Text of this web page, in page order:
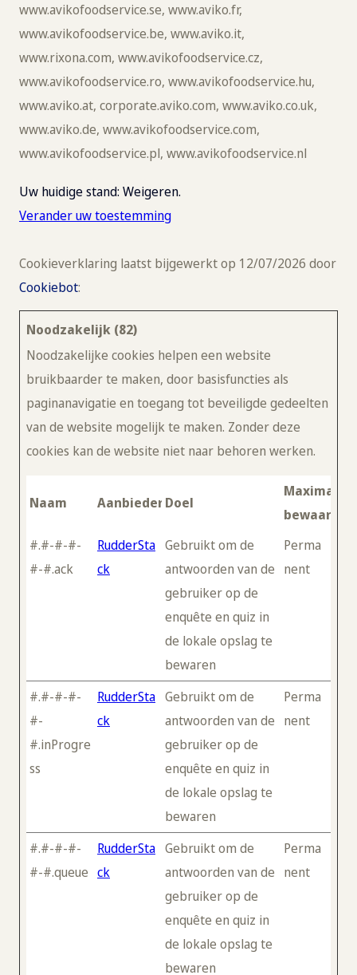
www.avikofoodservice.se, www.aviko.fr,
www.avikofoodservice.be, www.aviko.it,
www.rixona.com, www.avikofoodservice.cz,
www.avikofoodservice.ro, www.avikofoodservice.hu,
www.aviko.at, corporate.aviko.com, www.aviko.co.uk,
www.aviko.de, www.avikofoodservice.com,
www.avikofoodservice.pl, www.avikofoodservice.nl
Uw huidige stand: Weigeren.
Verander uw toestemming
Cookieverklaring laatst bijgewerkt op 12/07/2026 door
Cookiebot:
Noodzakelijk (82)
Noodzakelijke cookies helpen een website
bruikbaarder te maken, door basisfuncties als
paginanavigatie en toegang tot beveiligde gedeelten
van de website mogelijk te maken. Zonder deze
cookies kan de website niet naar behoren werken.
Naam Aanbieder Doel
Maximale
#.#-#-#-
#-#.ack
RudderSta
ck
Gebruikt om de
antwoorden van de
gebruiker op de
enquête en quiz in
de lokale opslag te
bewaren
Perma
nent
#.#-#-#-
#-
#.inProgre
ss
RudderSta
ck
Gebruikt om de
antwoorden van de
gebruiker op de
enquête en quiz in
de lokale opslag te
bewaren
Perma
nent
#.#-#-#-
#-#.queue
RudderSta
ck
Gebruikt om de
antwoorden van de
gebruiker op de
enquête en quiz in
de lokale opslag te
bewaren
Perma
nent